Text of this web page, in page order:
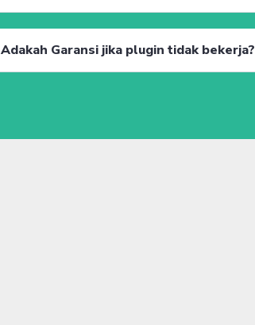
Adakah Garansi jika plugin tidak bekerja?